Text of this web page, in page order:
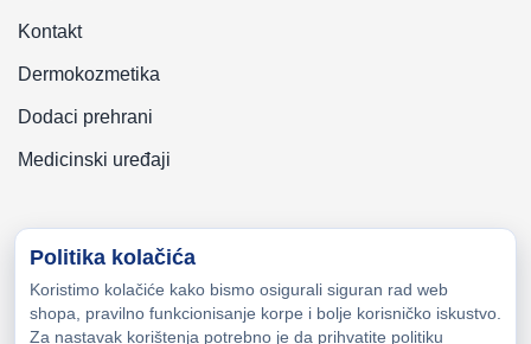
Kontakt
Dermokozmetika
Dodaci prehrani
Medicinski uređaji
Copyright © 2026 Zeni-Lijek Apoteka. Sva prava zadržana
Politika kolačića
Koristimo kolačiće kako bismo osigurali siguran rad web
shopa, pravilno funkcionisanje korpe i bolje korisničko iskustvo.
Za nastavak korištenja potrebno je da prihvatite politiku